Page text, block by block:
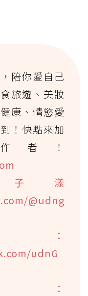
陪你愛自己
旅遊、美妝
康、情慾愛
！快點來加
者！
漾
@udng
udnG